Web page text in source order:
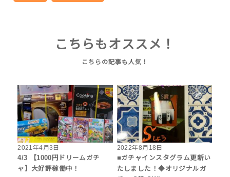
こちらもオススメ！
2021年4月3日
4/3 【1000円ドリームガチ
ャ】大好評稼働中！
2022年8月18日
■ガチャインスタグラム更新い
たしました！◆オリジナルガ